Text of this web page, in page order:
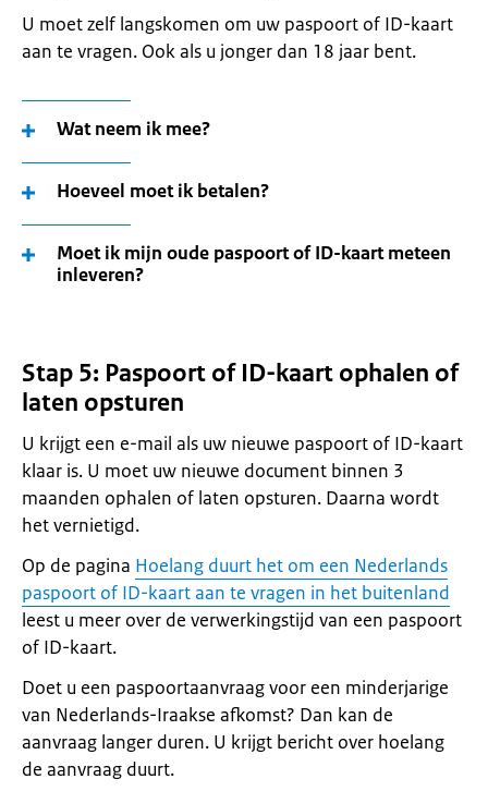
U moet zelf langskomen om uw paspoort of ID-kaart
aan te vragen. Ook als u jonger dan 18 jaar bent.
Wat neem ik mee?
Hoeveel moet ik betalen?
Moet ik mijn oude paspoort of ID-kaart meteen
inleveren?
Stap 5: Paspoort of ID-kaart ophalen of
laten opsturen
U krijgt een e-mail als uw nieuwe paspoort of ID-kaart
klaar is. U moet uw nieuwe document binnen 3
maanden ophalen of laten opsturen. Daarna wordt
het vernietigd.
Op de pagina Hoelang duurt het om een Nederlands
paspoort of ID-kaart aan te vragen in het buitenland
leest u meer over de verwerkingstijd van een paspoort
of ID-kaart.
Doet u een paspoortaanvraag voor een minderjarige
van Nederlands-Iraakse afkomst? Dan kan de
aanvraag langer duren. U krijgt bericht over hoelang
de aanvraag duurt.